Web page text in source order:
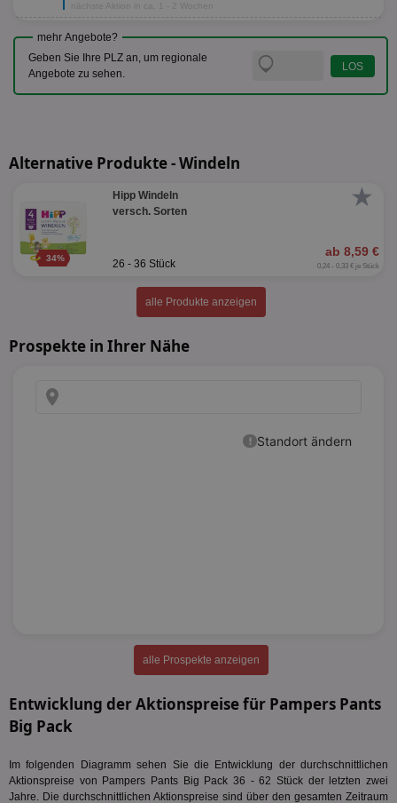
nächste Aktion in ca. 1 - 2 Wochen
mehr Angebote?
Geben Sie Ihre PLZ an, um regionale
Angebote zu sehen.
Alternative Produkte - Windeln
★
34%
Hipp Windeln
versch. Sorten
ab 8,59 €
26 - 36 Stück 0,24 - 0,33 € je Stück
alle Produkte anzeigen
Prospekte in Ihrer Nähe
alle Prospekte anzeigen
Entwicklung der Aktionspreise für Pampers Pants
Big Pack
Im folgenden Diagramm sehen Sie die Entwicklung der durchschnittlichen
Aktionspreise von Pampers Pants Big Pack 36 - 62 Stück der letzten zwei
Jahre. Die durchschnittlichen Aktionspreise sind über den gesamten Zeitraum